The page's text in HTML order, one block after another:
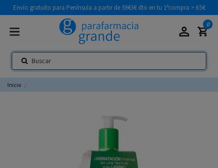
Envío gratuito para Península a partir de 59€3€ dto en tu 1ªcompra > 65€
0
Inicio